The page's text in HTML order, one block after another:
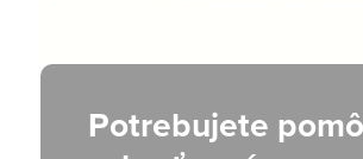
Potrebujete